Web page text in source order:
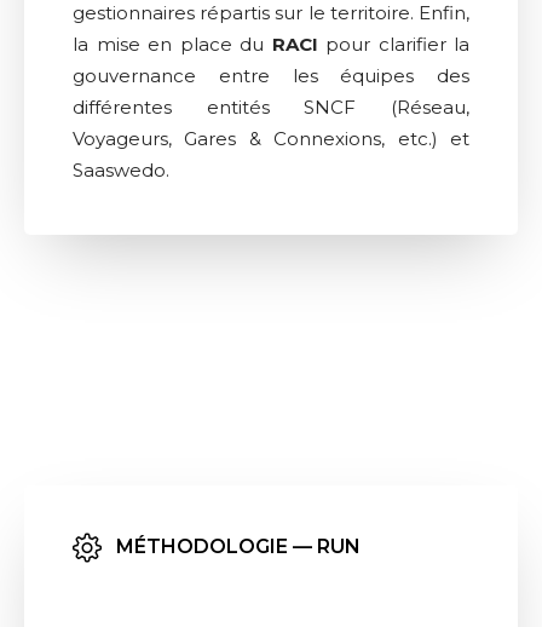
gestionnaires répartis sur le territoire. Enfin,
la mise en place du RACI pour clarifier la
gouvernance entre les équipes des
différentes entités SNCF (Réseau,
Voyageurs, Gares & Connexions, etc.) et
Saaswedo.
MÉTHODOLOGIE — RUN